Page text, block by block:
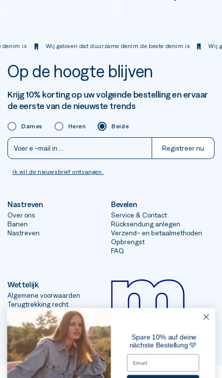
is Wij geloven dat duurzame denim de beste denim is Wij
Op de hoogte blijven
Krijg 10% korting op uw volgende bestelling en ervaar
de eerste van de nieuwste trends
Dames Heren Beide
Registreer nu
Ik wil de nieuwsbrief ontvangen.
Nastreven
Over ons
Banen
Nastreven
Bevelen
Service & Contact
Rücksendung anlegen
Verzend- en betaalmethoden
Opbrengst
FAQ
Wettelijk
Algemene voorwaarden
Terugtrekking recht
afdrukken
Gegevensbescherming
Spare 10% auf deine
nächste Bestellung 🩵